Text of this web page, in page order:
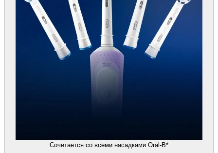
Сочетается со всеми насадками Oral-B*